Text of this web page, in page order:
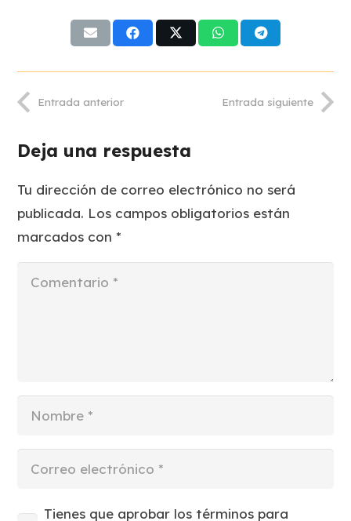
Entrada anterior Entrada siguiente
Deja una respuesta
Tu dirección de correo electrónico no será
publicada. Los campos obligatorios están
marcados con*
Tienes que aprobar los términos para